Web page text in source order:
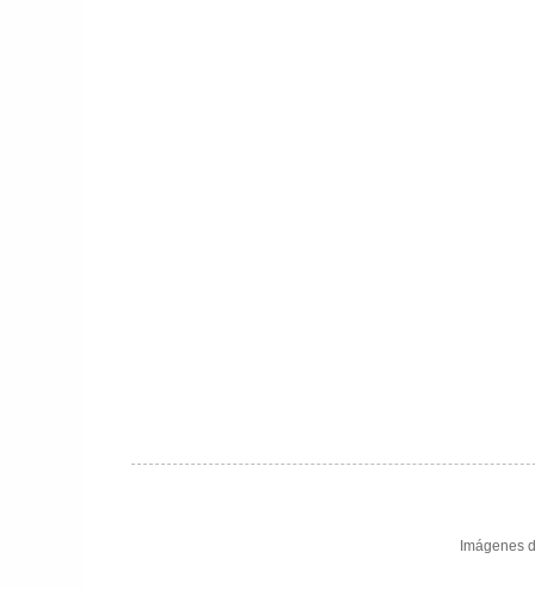
Imágenes